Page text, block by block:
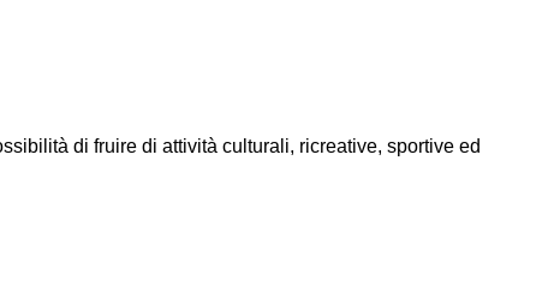
di fruire di attività culturali, ricreative, sportive ed